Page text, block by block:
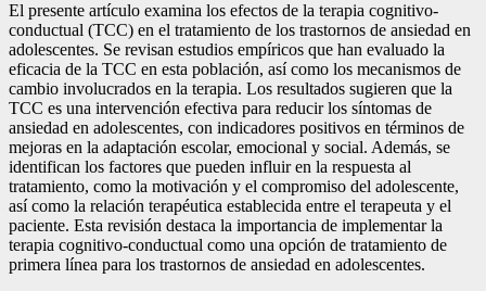
El presente artículo examina los efectos de la terapia cognitivo-
conductual (TCC) en el tratamiento de los trastornos de ansiedad en
adolescentes. Se revisan estudios empíricos que han evaluado la
eficacia de la TCC en esta población, así como los mecanismos de
cambio involucrados en la terapia. Los resultados sugieren que la
TCC es una intervención efectiva para reducir los síntomas de
ansiedad en adolescentes, con indicadores positivos en términos de
mejoras en la adaptación escolar, emocional y social. Además, se
identifican los factores que pueden influir en la respuesta al
tratamiento, como la motivación y el compromiso del adolescente,
así como la relación terapéutica establecida entre el terapeuta y el
paciente. Esta revisión destaca la importancia de implementar la
terapia cognitivo-conductual como una opción de tratamiento de
primera línea para los trastornos de ansiedad en adolescentes.